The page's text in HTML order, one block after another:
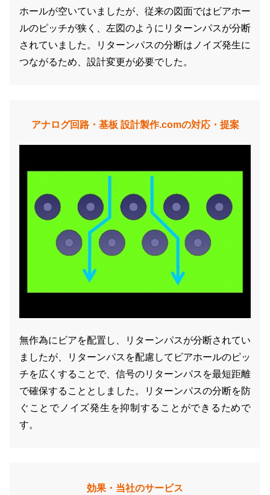
ホールが空いていましたが、従来の図面ではビアホー
ルのピッチが狭く、左図のようにリターンパスが分断
されていました。リターンパスの分断はノイズ発生に
つながるため、設計変更が必要でした。
アナログ回路・基板 設計製作.comの対応・提案
無作為にビアを配置し、リターンパスが分断されてい
ましたが、リターンパスを配慮してビアホールのピッ
チを広くすることで、信号のリターンパスを最短距離
で確保することとしました。リターンパスの分断を防
ぐことでノイズ発生を抑制することができるためで
す。
効果・当社のサービス